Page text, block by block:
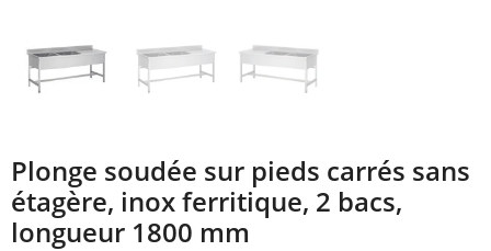
Plonge soudée sur pieds carrés sans
étagère, inox ferritique, 2 bacs,
longueur 1800 mm